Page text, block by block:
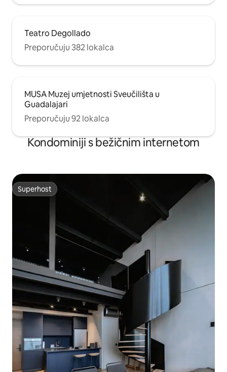
Teatro Degollado
Preporučuju 382 lokalca
MUSA Muzej umjetnosti Sveučilišta u
Guadalajari
Preporučuju 92 lokalca
Kondominiji s bežičnim internetom
Superhost
Superhost